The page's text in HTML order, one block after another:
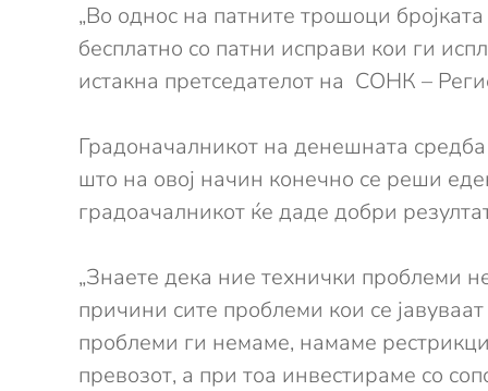
„Во однос на патните трошоци
бесплатно со патни исправи кои ги
истакна претседателот на СОНК –
Градоначалникот на денешната
што на овој начин конечно се реши
градоачалникот ќе даде добри
„Знаете дека ние технички проблеми
причини сите проблеми кои се
проблеми ги немаме, намаме
превозот, а при тоа инвестираме со